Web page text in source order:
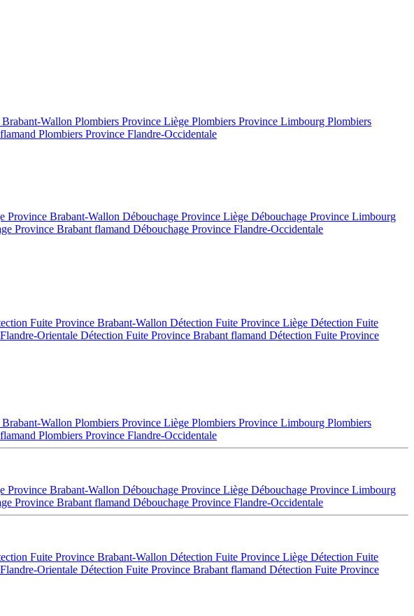
Wallon Plombiers Province Liège Plombiers Province Limbourg Plombiers
Plombiers Province Flandre-Occidentale
Province Brabant-Wallon Débouchage Province Liège Débouchage Province Limbourg
Province Brabant flamand Débouchage Province Flandre-Occidentale
Fuite Province Brabant-Wallon Détection Fuite Province Liège Détection Fuite
Orientale Détection Fuite Province Brabant flamand Détection Fuite Province
Wallon Plombiers Province Liège Plombiers Province Limbourg Plombiers
Plombiers Province Flandre-Occidentale
Province Brabant-Wallon Débouchage Province Liège Débouchage Province Limbourg
Province Brabant flamand Débouchage Province Flandre-Occidentale
Fuite Province Brabant-Wallon Détection Fuite Province Liège Détection Fuite
Orientale Détection Fuite Province Brabant flamand Détection Fuite Province